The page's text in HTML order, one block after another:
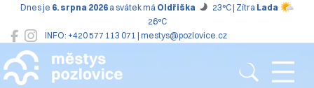
INFO: +420 577 113 071 | mestys@pozlovice.cz
Dnes je 6. srpna 2026 a svátek má Oldřiška 23°C | Zítra Lada
26°C
Pozlovice